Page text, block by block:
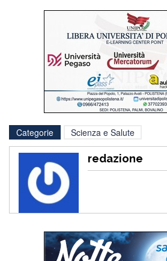
Categorie Scienza e Salute
redazione